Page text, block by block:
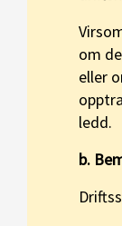
om
eller
ledd.
b.